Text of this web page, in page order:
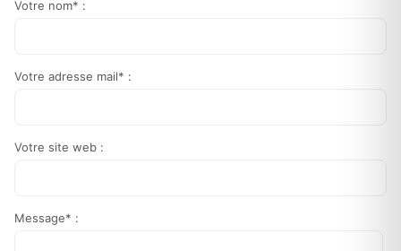
Votre nom* :
Votre adresse mail* :
Votre site web :
Message* :